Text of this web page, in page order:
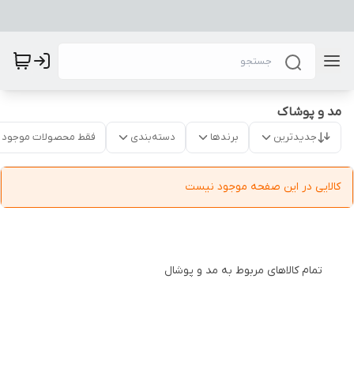
مد و پوشاک
جدیدترین برندها دسته‌بندی فقط محصولات موجود
کالایی در این صفحه موجود نیست
تمام کالاهای مربوط به مد و پوشال